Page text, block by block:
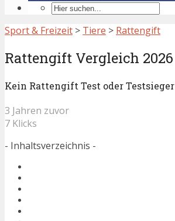
Sport & Freizeit > Tiere > Rattengift
Rattengift Vergleich 2026
Kein Rattengift Test oder Testsieger
3 Jahren zuvor
7 Klicks
- Inhaltsverzeichnis -